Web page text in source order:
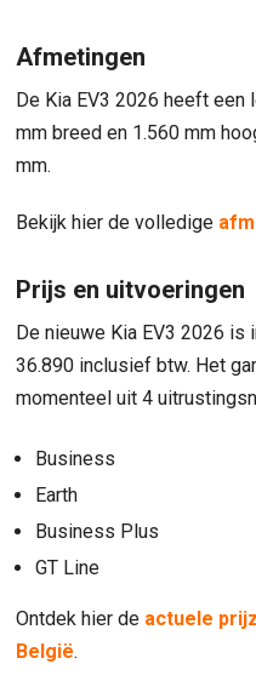
Afmetingen
De Kia EV3 2026 heeft een
mm breed en 1.560 mm
mm.
Bekijk hier de volledige
Prijs en uitvoeringen
De nieuwe Kia EV3 2026 is
36.890 inclusief btw. Het
momenteel uit 4
Business
Earth
Business Plus
GT Line
Ontdek hier de actuele
België.